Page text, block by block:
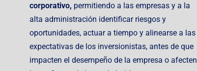
corporativo, permitiendo a las empresas y a la
alta administración identificar riesgos y
oportunidades, actuar a tiempo y alinearse a las
expectativas de los inversionistas, antes de que
impacten el desempeño de la empresa o afecten